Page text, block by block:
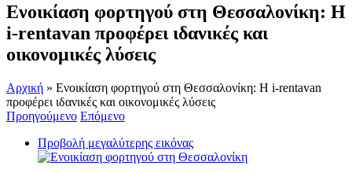
Ενοικίαση φορτηγού στη Θεσσαλονίκη: Η
i-rentavan προφέρει ιδανικές και
οικονομικές λύσεις
Αρχική » Ενοικίαση φορτηγού στη Θεσσαλονίκη: Η i-rentavan
προφέρει ιδανικές και οικονομικές λύσεις
Προηγούμενο Επόμενο
Προβολή μεγαλύτερης εικόνας